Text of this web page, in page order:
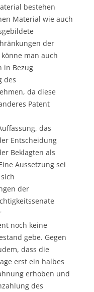
bestehen
Material wie auch
der
man auch
in Bezug
des
da diese
Patent
das
Entscheidung
Beklagten als
Aussetzung sei
der
noch keine
gebe. Gegen
dass die
erst ein halbes
erhoben und
des